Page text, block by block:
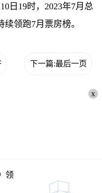
日19时，2023年7月总
领跑7月票房榜。
下一篇:最后一页
x
领